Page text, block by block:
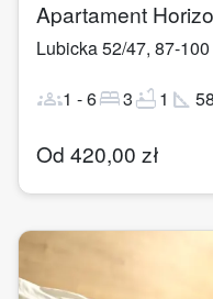
Apartament
Lubicka 52/47, 87-100
groups1 -6bed3bathtub1 square_foot 58
Od 420,00 zł